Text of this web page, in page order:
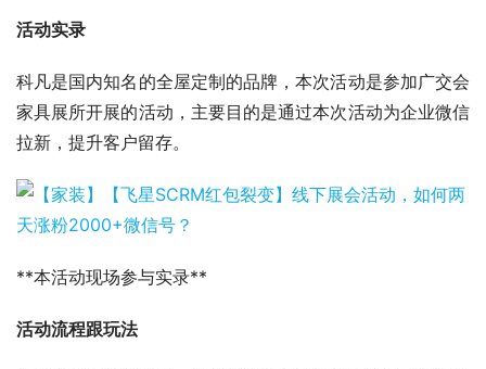
活动实录
科凡是国内知名的全屋定制的品牌，本次活动是参加广交会
家具展所开展的活动，主要目的是通过本次活动为企业微信
拉新，提升客户留存。
**本活动现场参与实录**
活动流程跟玩法